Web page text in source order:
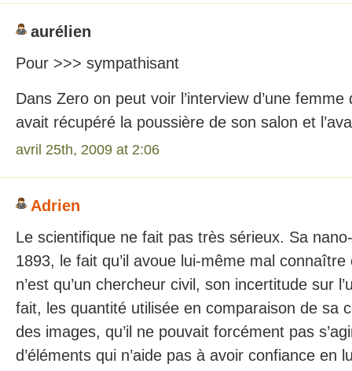
aurélien
Pour >>> sympathisant
Dans Zero on peut voir l’interview d’une femme
avait récupéré la poussière de son salon et
avril 25th, 2009 at 2:06
Adrien
Le scientifique ne fait pas très sérieux. Sa
1893, le fait qu’il avoue lui-même mal
n’est qu’un chercheur civil, son incertitude sur
fait, les quantité utilisée en comparaison de sa
des images, qu’il ne pouvait forcément pas
d’éléments qui n’aide pas à avoir confiance en